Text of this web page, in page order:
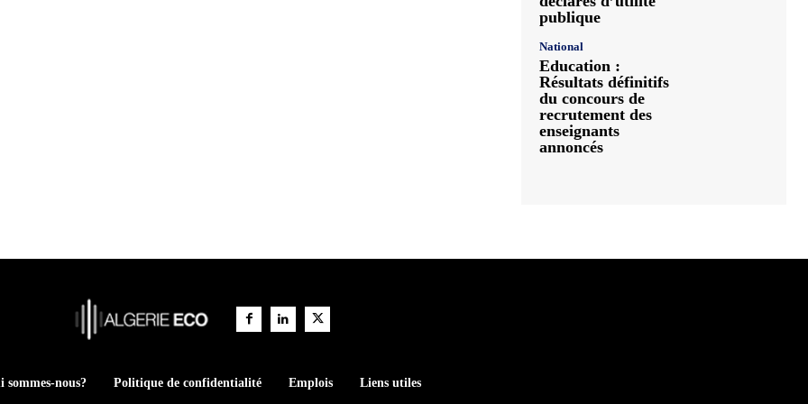
publique
National
Education :
Résultats définitifs
du concours de
recrutement des
enseignants
annoncés
sommes-nous? Politique de confidentialité Emplois Liens utiles